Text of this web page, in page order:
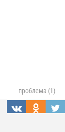
проблема (1)